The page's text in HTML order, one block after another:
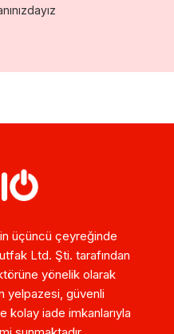
üçüncü çeyreğinde
Ltd. Şti. tarafından
yönelik olarak
yelpazesi, güvenli
kolay iade imkanlarıyla